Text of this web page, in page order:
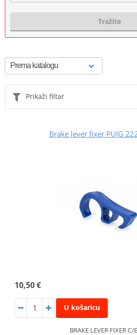
Tražite
Prikaži filtar
Brake lever fixer PUIG
10,50 €
U košaricu
BRAKE LEVER FIXER C/